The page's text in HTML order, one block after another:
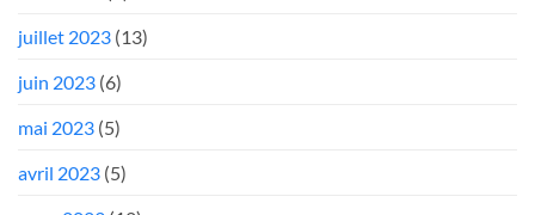
juillet 2023 (13)
juin 2023 (6)
mai 2023 (5)
avril 2023 (5)